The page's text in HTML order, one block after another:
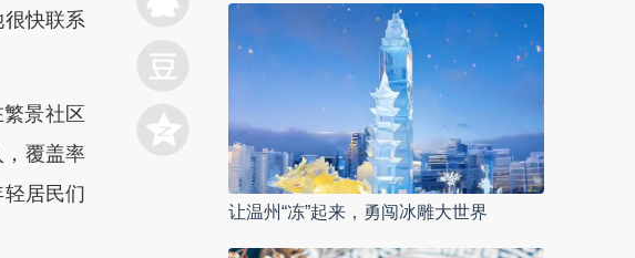
快联系
景社区
覆盖率
居民们
让温州“冻”起来，勇闯冰雕大世界